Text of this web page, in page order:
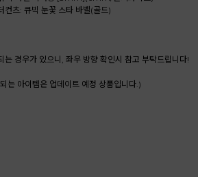
컨츠: 큐빅 눈꽃 스타 바벨(골드)
는 경우가 있으니, 좌우 방향 확인시 참고 부탁드립니다!
는 아이템은 업데이트 예정 상품입니다.)